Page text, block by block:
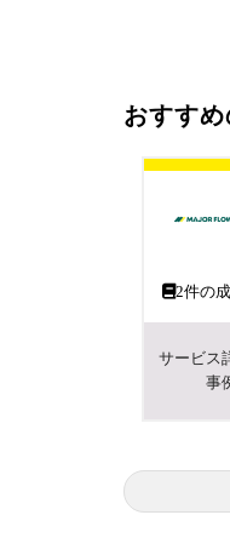
おすす
2件の
サービス
事